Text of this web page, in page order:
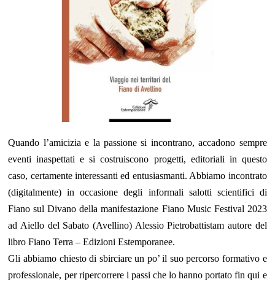
Quando l’amicizia e la passione si incontrano, accadono sempre
eventi inaspettati e si costruiscono progetti, editoriali in questo
caso, certamente interessanti ed entusiasmanti. Abbiamo incontrato
(digitalmente) in occasione degli informali salotti scientifici di
Fiano sul Divano della manifestazione Fiano Music Festival 2023
ad Aiello del Sabato (Avellino) Alessio Pietrobattistam autore del
libro Fiano Terra – Edizioni Estemporanee.
Gli abbiamo chiesto di sbirciare un po’ il suo percorso formativo e
professionale, per ripercorrere i passi che lo hanno portato fin qui e